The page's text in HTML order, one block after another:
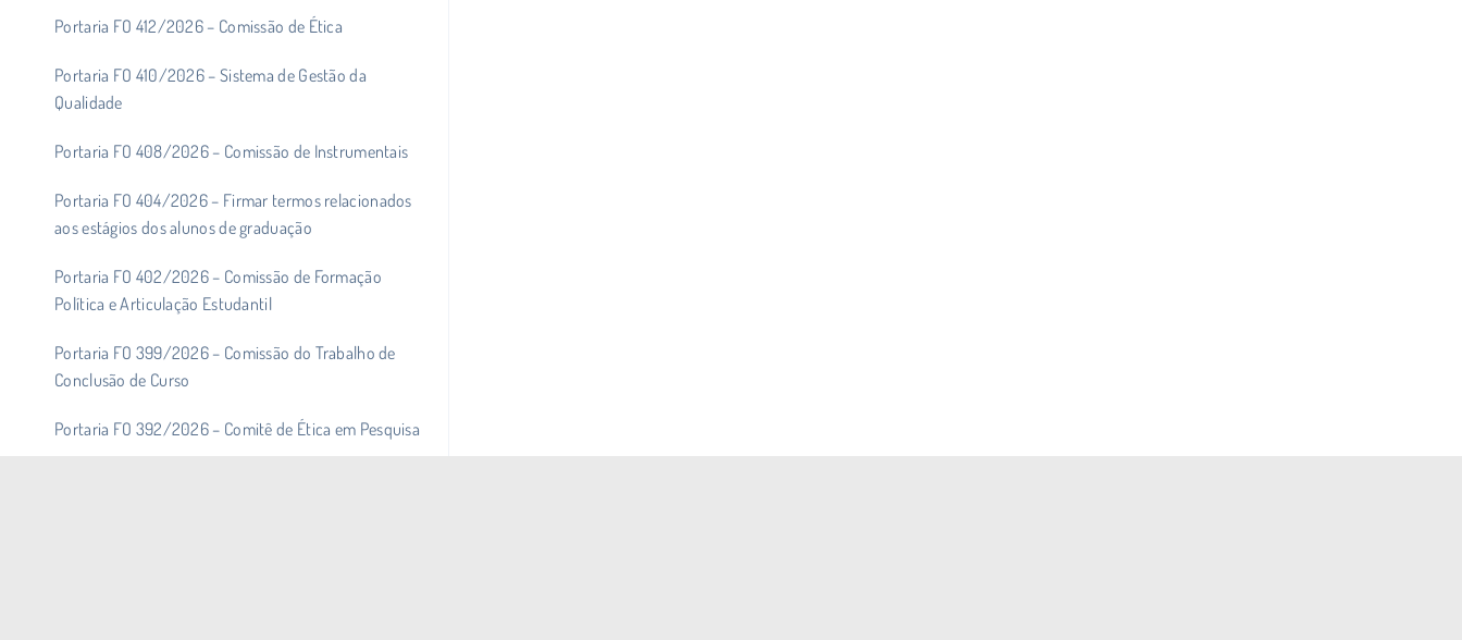
Portaria FO 412/2026 – Comissão de Ética
Portaria FO 410/2026 – Sistema de Gestão da
Qualidade
Portaria FO 408/2026 – Comissão de Instrumentais
Portaria FO 404/2026 – Firmar termos relacionados
aos estágios dos alunos de graduação
Portaria FO 402/2026 – Comissão de Formação
Política e Articulação Estudantil
Portaria FO 399/2026 – Comissão do Trabalho de
Conclusão de Curso
Portaria FO 392/2026 – Comitê de Ética em Pesquisa